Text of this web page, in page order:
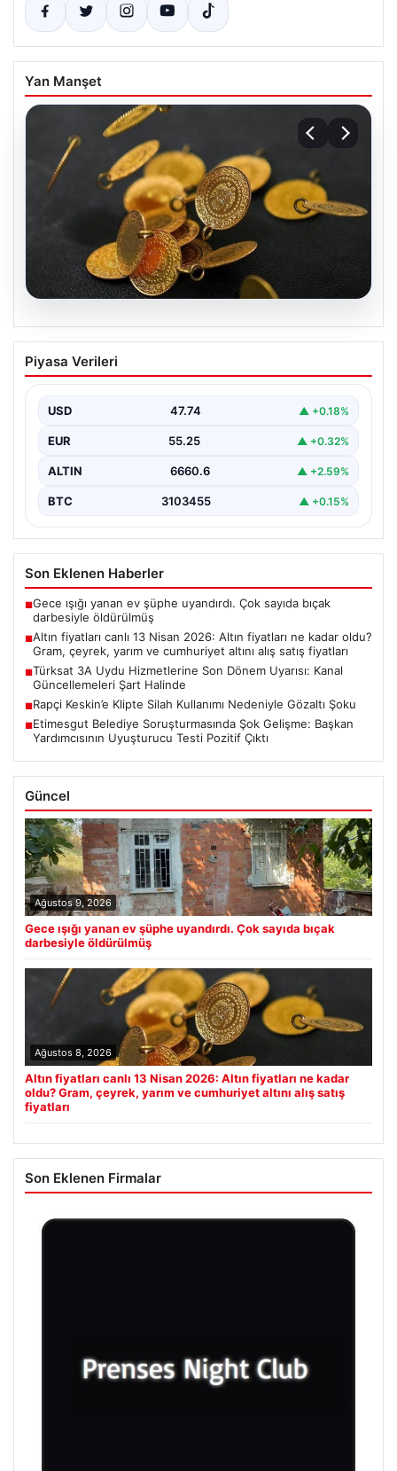
Yan Manşet
08.08.2026
Altın fiyatları canlı 13 Nisan 2026: Altın
fiyatları ne kadar oldu? Gram, çeyrek,
fiyatları
{"title": "Altın Fiyatları 13 Nisan 2026 Güncel Durum ve
Analizler", "content": "Son dönemde altın…
Piyasa Verileri
USD 47.74 ▲ +0.18%
EUR 55.25 ▲ +0.32%
ALTIN 6660.6 ▲ +2.59%
BTC 3103455 ▲ +0.15%
Son Eklenen Haberler
■Gece ışığı yanan ev şüphe uyandırdı. Çok sayıda bıçak
darbesiyle öldürülmüş
■Altın fiyatları canlı 13 Nisan 2026: Altın fiyatları ne kadar oldu?
Gram, çeyrek, yarım ve cumhuriyet altını alış satış fiyatları
■Türksat 3A Uydu Hizmetlerine Son Dönem Uyarısı: Kanal
Güncellemeleri Şart Halinde
■Rapçi Keskin’e Klipte Silah Kullanımı Nedeniyle Gözaltı Şoku
■Etimesgut Belediye Soruşturmasında Şok Gelişme: Başkan
Yardımcısının Uyuşturucu Testi Pozitif Çıktı
Güncel
Ağustos 9, 2026
Gece ışığı yanan ev şüphe uyandırdı. Çok sayıda bıçak
darbesiyle öldürülmüş
Ağustos 8, 2026
Altın fiyatları canlı 13 Nisan 2026: Altın fiyatları ne kadar
oldu? Gram, çeyrek, yarım ve cumhuriyet altını alış satış
fiyatları
Son Eklenen Firmalar